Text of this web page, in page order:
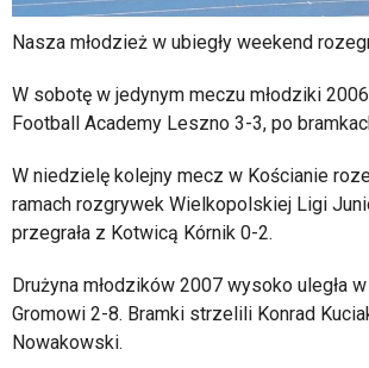
Nasza młodzież w ubiegły weekend
W sobotę w jedynym meczu młodziki
Football Academy Leszno 3-3, po
W niedzielę kolejny mecz w Kościanie
ramach rozgrywek Wielkopolskiej Ligi
przegrała z Kotwicą Kórnik 0-2.
Drużyna młodzików 2007 wysoko uległa
Gromowi 2-8. Bramki strzelili Konrad
Nowakowski.